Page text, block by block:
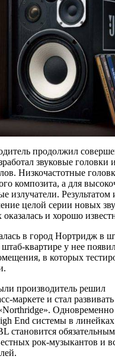
продолжил
звуковые головки
Низкочастотные
композита, а для
излучатели.
целой серии новых
и хорошо
в город Нортридж в
квартире у нее
в которых
производитель решил
маркете и стал
End системы в
становится
рок-музыкантов и